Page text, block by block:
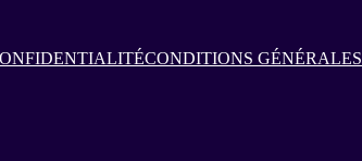
CONDITIONS GÉNÉRALES